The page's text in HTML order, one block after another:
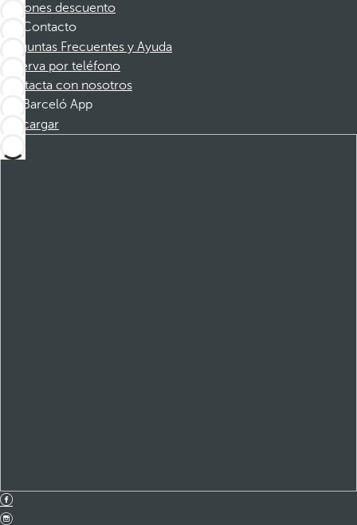
Cupones descuento
Contacto
Preguntas Frecuentes y Ayuda
Reserva por teléfono
Contacta con nosotros
Barceló App
Descargar